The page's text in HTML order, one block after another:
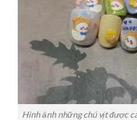
Hình ảnh những chú vịt được